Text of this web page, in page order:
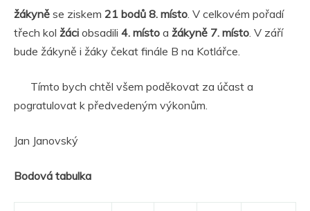
žákyně se ziskem 21 bodů 8. místo. V celkovém pořadí
třech kol žáci obsadili 4. místo a žákyně 7. místo. V září
bude žákyně i žáky čekat finále B na Kotlářce.
Tímto bych chtěl všem poděkovat za účast a
pogratulovat k předvedeným výkonům.
Jan Janovský
Bodová tabulka